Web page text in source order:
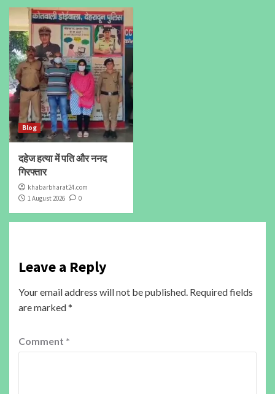
Blog
दहेज हत्या में पति और ननद
गिरफ्तार
khabarbharat24.com
1 August 2026
0
Leave a Reply
Your email address will not be published. Required fields
are marked*
Comment *